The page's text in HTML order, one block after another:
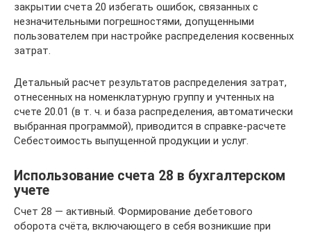
закрытии счета 20 избегать ошибок, связанных с
незначительными погрешностями, допущенными
пользователем при настройке распределения косвенных
затрат.
Детальный расчет результатов распределения затрат,
отнесенных на номенклатурную группу и учтенных на
счете 20.01 (в т. ч. и база распределения, автоматически
выбранная программой), приводится в справке-расчете
Себестоимость выпущенной продукции и услуг.
Использование счета 28 в бухгалтерском
учете
Счет 28 — активный. Формирование дебетового
оборота счёта, включающего в себя возникшие при